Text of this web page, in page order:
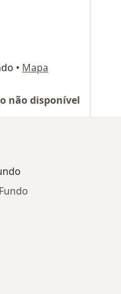
• Mapa
não disponível